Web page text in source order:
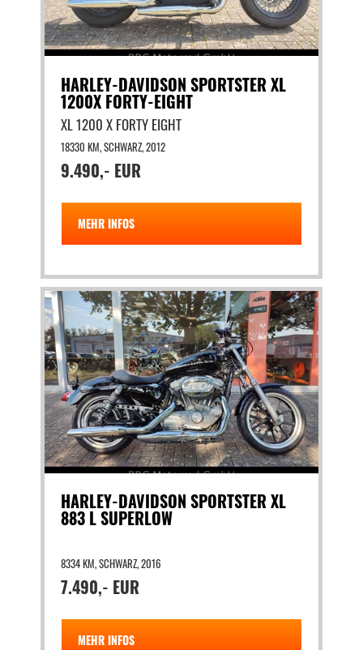
HARLEY-DAVIDSON SPORTSTER XL
1200X FORTY-EIGHT
XL 1200 X FORTY EIGHT
18330 KM, SCHWARZ, 2012
9.490,- EUR
MEHR INFOS
HARLEY-DAVIDSON SPORTSTER XL
883 L SUPERLOW
8334 KM, SCHWARZ, 2016
7.490,- EUR
MEHR INFOS